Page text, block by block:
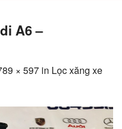
A6 –
× 597 in Lọc xăng xe